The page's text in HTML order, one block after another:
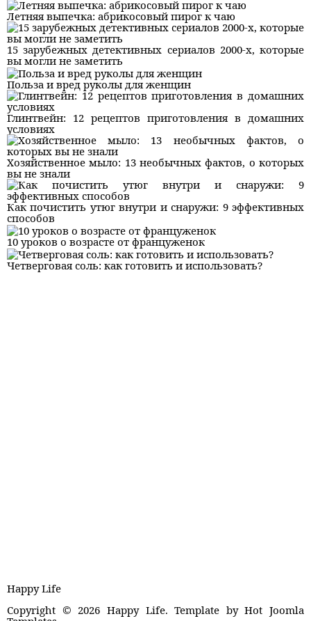
Летняя выпечка: абрикосовый пирог к чаю
15 зарубежных детективных сериалов 2000-х, которые
вы могли не заметить
Польза и вред руколы для женщин
Глинтвейн: 12 рецептов приготовления в домашних
условиях
Хозяйственное мыло: 13 необычных фактов, о которых
вы не знали
Как почистить утюг внутри и снаружи: 9 эффективных
способов
10 уроков о возрасте от француженок
Четверговая соль: как готовить и использовать?
Happy Life
Copyright © 2026 Happy Life. Template by Hot Joomla